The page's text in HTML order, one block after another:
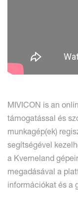
MIVICON is an
támogatással és
munkagép(ek)
segítségével
a Kverneland
megadásával a
információkat és a